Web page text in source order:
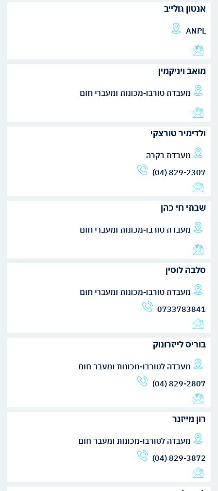
אנטון גולייב
ANPL
מואב ויניקמין
מעבדת טורבו-מכונות ומעברי חום
ולדימיר טורצקי
מעבדת בקרה
(04) 829-2307
שבתי חי כהן
מעבדת טורבו-מכונות ומעברי חום
סלבה לוסין
מעבדת טורבו-מכונות ומעברי חום
0733783841
בוריס לייזרונוק
מעבדה לטורבו-מכונות ומעבר חום
(04) 829-2807
רון מייזנר
מעבדה לטורבו-מכונות ומעבר חום
(04) 829-3872